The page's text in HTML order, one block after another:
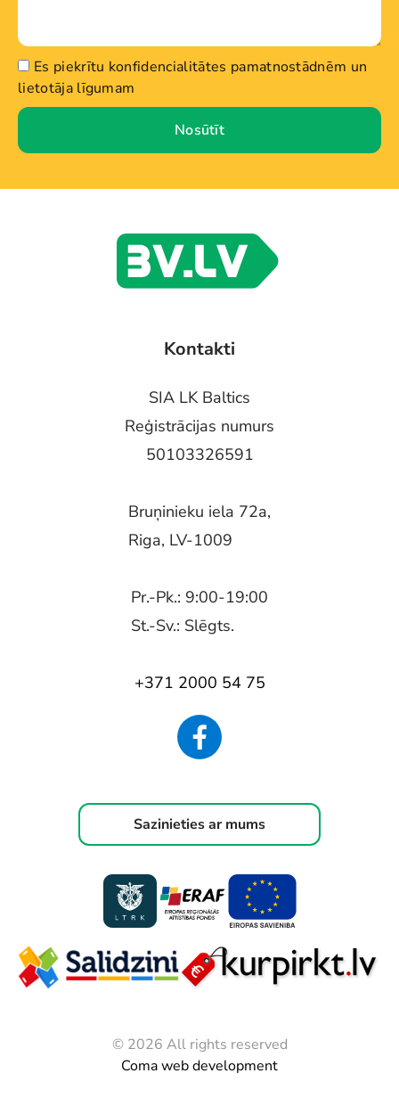
Es piekrītu konfidencialitātes pamatnostādnēm un
lietotāja līgumam
Nosūtīt
Kontakti
SIA LK Baltics
Reģistrācijas numurs
50103326591
Bruņinieku iela 72a,
Riga, LV-1009
Pr.-Pk.: 9:00-19:00
St.-Sv.: Slēgts.
+371 2000 54 75
Sazinieties ar mums
© 2026 All rights reserved
Coma web development